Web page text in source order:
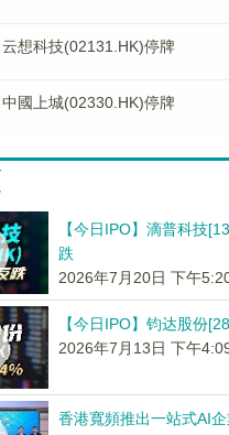
云想科技(02131.HK)停牌
中國上城(02330.HK)停牌
【今日IPO】滴普科技
跌
2026年7月20日 下午
【今日IPO】钧达股份
2026年7月13日 下午
香港寬頻推出一站式AI